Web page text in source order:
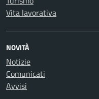
Vita lavorativa
NOVITÀ
Notizie
Comunicati
Avvisi